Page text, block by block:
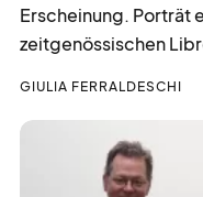
Erscheinung. Porträt
zeitgenössischen
GIULIA FERRALDESCHI